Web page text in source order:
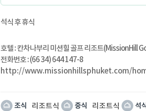
300야드의 길고 넓은 천연잔디와 거대한 호수로
시끄러운 도심과는 다른 조용하고 차분한 자연속
석식 후 휴식
호텔 : 칸차나부리 미션힐 골프 리조트(MissionHill
전화번호 : (66 34) 644 147-8
http://www.missionhillsphuket.com/
리조트식 리조트식